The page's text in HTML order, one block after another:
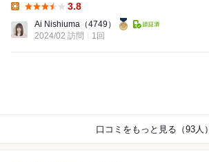
3.8
Ai Nishiuma （4749）
2024/02 訪問
1回
口コミをもっと見る（93人）